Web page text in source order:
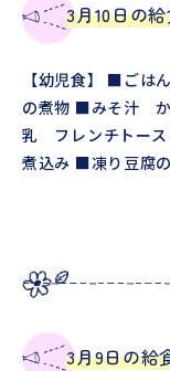
3月10日の
【幼児食】 ■ごは
の煮物 ■みそ汁
乳 フレンチトース
煮込み ■凍り豆腐
3月9日の給